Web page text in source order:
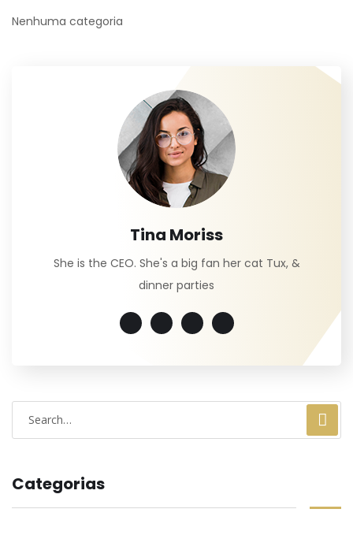
Nenhuma categoria
Tina Moriss
She is the CEO. She's a big fan her cat Tux, &
dinner parties
Categorias